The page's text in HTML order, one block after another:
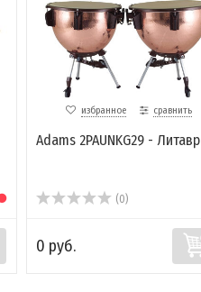
избранное сравнить
Adams 2PAUNKG29 -
(0)
0 руб.